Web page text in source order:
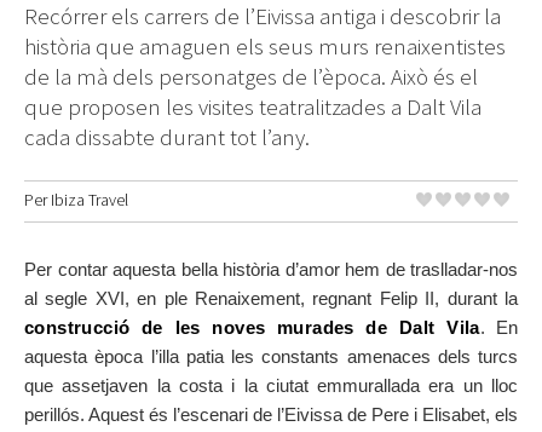
Cada dia alguna cosa nova
ORGANITZA EL TEU VIATGE
Dades pràctiques abans de visitar-nos
SOBRE EL MAPA
Recórrer els carrers de l’Eivissa antiga i descobrir la
història que amaguen els seus murs renaixentistes
de la mà dels personatges de l’època. Això és el
que proposen les visites teatralitzades a Dalt Vila
cada dissabte durant tot l’any.
PerIbiza Travel
Per contar aquesta bella història d’amor hem de traslladar-nos
al segle XVI, en ple Renaixement, regnant Felip II, durant la
construcció de les noves murades de Dalt Vila. En
aquesta època l’illa patia les constants amenaces dels turcs
que assetjaven la costa i la ciutat emmurallada era un lloc
perillós. Aquest és l’escenari de l’Eivissa de Pere i Elisabet, els